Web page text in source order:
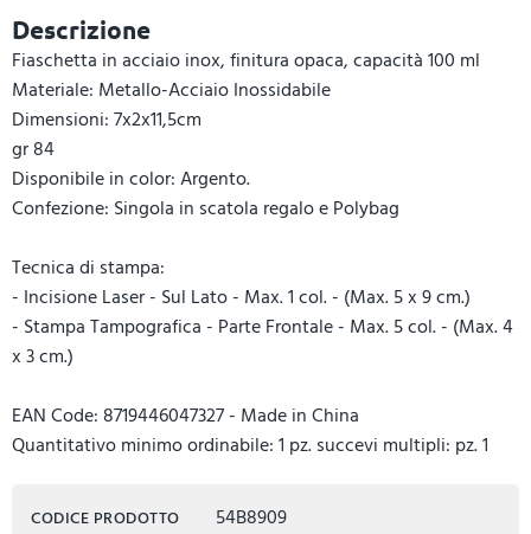
Descrizione
Fiaschetta in acciaio inox, finitura opaca, capacità 100 ml
Materiale: Metallo-Acciaio Inossidabile
Dimensioni: 7x2x11,5cm
gr 84
Disponibile in color: Argento.
Confezione: Singola in scatola regalo e Polybag
Tecnica di stampa:
- Incisione Laser - Sul Lato - Max. 1 col. - (Max. 5 x 9 cm.)
- Stampa Tampografica - Parte Frontale - Max. 5 col. - (Max. 4
x 3 cm.)
EAN Code: 8719446047327 - Made in China
Quantitativo minimo ordinabile: 1 pz. succevi multipli: pz. 1
CODICE PRODOTTO 54B8909